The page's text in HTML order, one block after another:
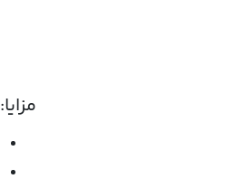
مزایا: